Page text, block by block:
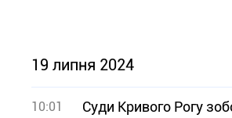
19 липня 2024
10:01 Суди Кривого Рогу